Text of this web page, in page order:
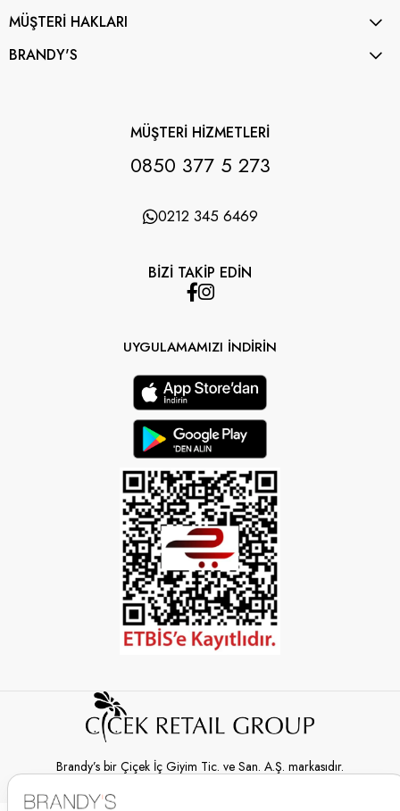
MÜŞTERİ HAKLARI
BRANDY'S
MÜŞTERİ HİZMETLERİ
0850 377 5 273
0212 345 6469
BİZİ TAKİP EDİN
UYGULAMAMIZI İNDİRİN
Brandy’s bir Çiçek İç Giyim Tic. ve San. A.Ş. markasıdır.
© 2026 Brandy’s | Her hakkı saklıdır.